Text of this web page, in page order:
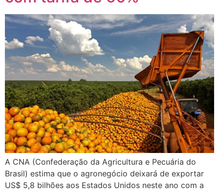
A CNA (Confederação da Agricultura e Pecuária do
Brasil) estima que o agronegócio deixará de exportar
US$ 5,8 bilhões aos Estados Unidos neste ano com a